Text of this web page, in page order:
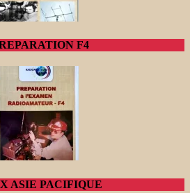
F4
ASIE PACIFIQUE